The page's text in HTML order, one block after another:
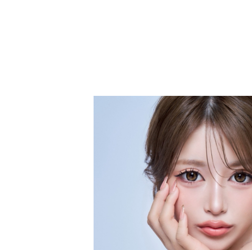
Top トップ
Cast キャスト一覧
Gravure グラビア
Recruit Cast キャスト求人
Recruit Staff
Shop Info 店舗一覧